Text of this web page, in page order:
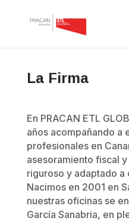
La Firma
En PRACAN ETL
años acompañando a
profesionales en
asesoramiento fiscal
riguroso y adaptado a
Nacimos en 2001 en
nuestras oficinas se
García Sanabria, en